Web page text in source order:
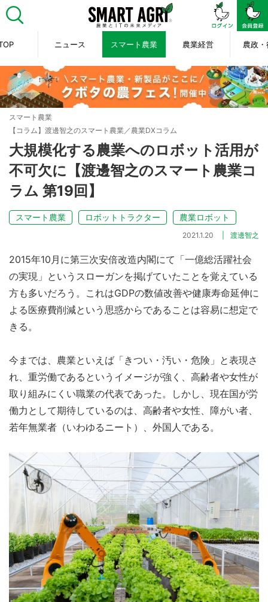
ニュース スマート農業 農業経営 農政・
スマート農業
【コラム】渡邊智之のスマート農業／農業DXコラム
大規模化する農業へのロボット活用が
不可欠に【渡邊智之のスマート農業コ
ラム 第19回】
スマート農業 ロボットトラクター 農業ロボット
2021.1.20 渡邊智之
2015年10月に第三次安倍改造内閣にて「一億総活躍社会
の実現」というスローガンを掲げていたことを覚えている
方も多いだろう。これはGDPの数値改善や健康寿命延伸に
よる医療費削減という思惑からであることは容易に想定で
きる。
今までは、農業といえば「きつい・汚い・危険」と表現さ
れ、重労働であるというイメージが強く、高齢者や女性が
取り組みにくい職業の代表であった。しかし、現在国が労
働力として期待しているのは、高齢者や女性、障がい者、
若年無業者（いわゆるニート）、外国人である。